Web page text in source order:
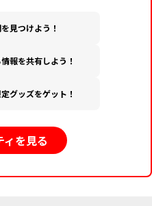
見つけよう！
報を共有しよう！
グッズをゲット！
ィを見る